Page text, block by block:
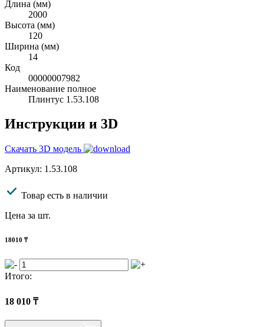
Длина (мм)
2000
Высота (мм)
120
Ширина (мм)
14
Код
00000007982
Наименование полное
Плинтус 1.53.108
Инструкции и 3D
Скачать 3D модель
Артикул: 1.53.108
Товар есть в наличии
Цена за шт.
18010 ₸
Итого:
18 010 ₸